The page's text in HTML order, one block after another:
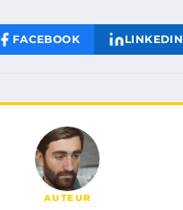
FACEBOOK LINKEDIN
AUTEUR